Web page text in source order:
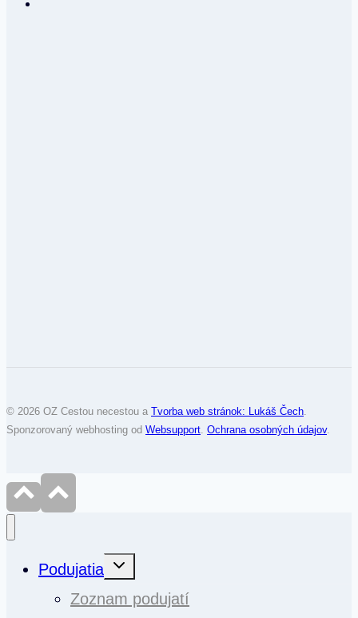
© 2026 OZ Cestou necestou a Tvorba web stránok: Lukáš Čech.
Sponzorovaný webhosting od Websupport. Ochrana osobných údajov.
Podujatia
Toggle
Zoznam podujatí